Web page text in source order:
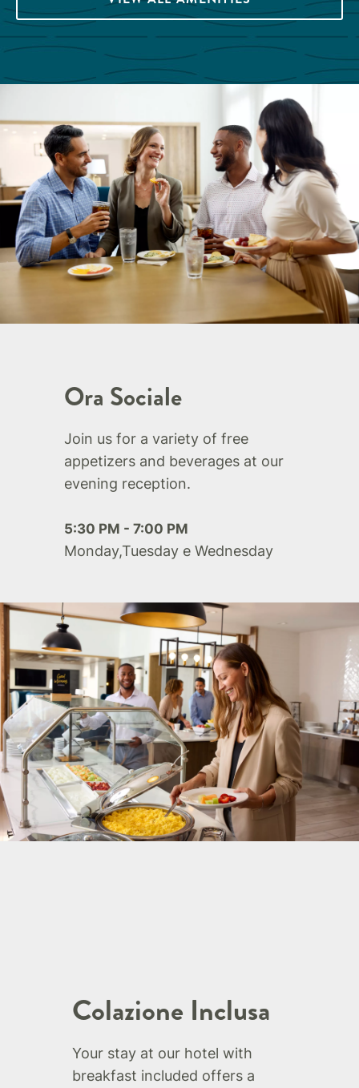
Ora Sociale
Join us for a variety of free
appetizers and beverages at our
evening reception.
5:30 PM - 7:00 PM
Monday,Tuesday e Wednesday
Colazione Inclusa
Your stay at our hotel with
breakfast included offers a